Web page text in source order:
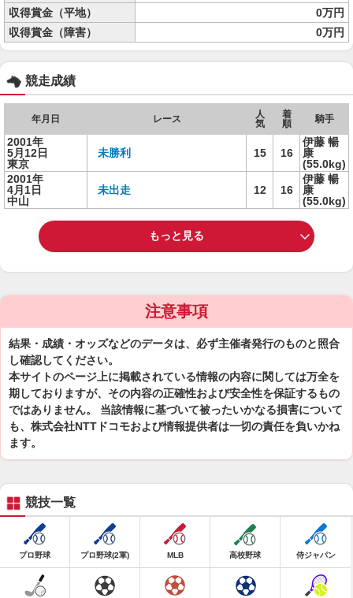
収得賞金（平地）
0万円
収得賞金（障害）
0万円
競走成績
年月日 レース
人
気
着
順
騎手
2001年
5月12日
東京
未勝利 15 16
伊藤 暢
康
(55.0kg)
2001年
4月1日
中山
未出走 12 16
伊藤 暢
康
(55.0kg)
もっと見る
注意事項
結果・成績・オッズなどのデータは、必ず主催者発行のものと照合
し確認してください。
本サイトのページ上に掲載されている情報の内容に関しては万全を
期しておりますが、その内容の正確性および安全性を保証するもの
ではありません。 当該情報に基づいて被ったいかなる損害について
も、株式会社NTTドコモおよび情報提供者は一切の責任を負いかね
ます。
競技一覧
プロ野球 プロ野球(2軍) MLB 高校野球 侍ジャパン